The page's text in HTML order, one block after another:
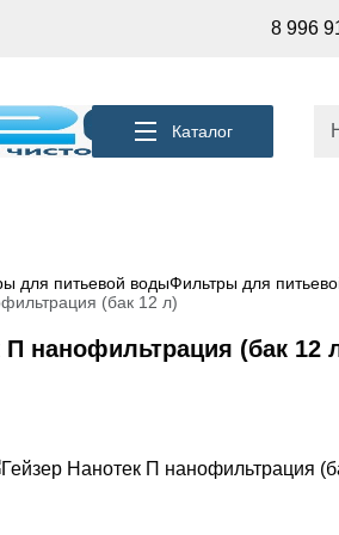
8 996
Каталог
для питьевой водыФильтры для
(бак 12 л)
П нанофильтрация (бак 12